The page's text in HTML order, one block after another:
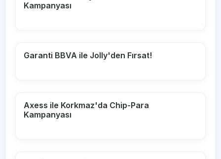
Kampanyası
Garanti BBVA ile Jolly'den Fırsat!
Axess ile Korkmaz'da Chip-Para
Kampanyası